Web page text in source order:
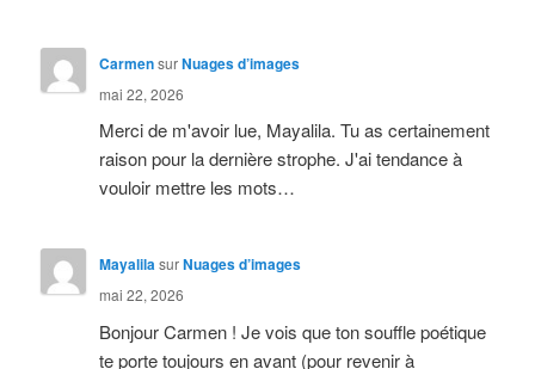
CarmensurNuages d’images
mai 22, 2026
Merci de m'avoir lue, Mayalila. Tu as certainement
raison pour la dernière strophe. J'ai tendance à
vouloir mettre les mots…
MayalilasurNuages d’images
mai 22, 2026
Bonjour Carmen ! Je vois que ton souffle poétique
te porte toujours en avant (pour revenir à